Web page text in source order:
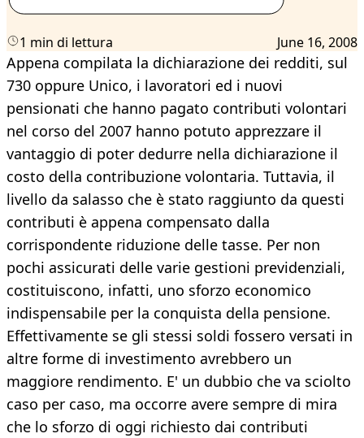
1 min di lettura June 16, 2008
Appena compilata la dichiarazione dei redditi, sul
730 oppure Unico, i lavoratori ed i nuovi
pensionati che hanno pagato contributi volontari
nel corso del 2007 hanno potuto apprezzare il
vantaggio di poter dedurre nella dichiarazione il
costo della contribuzione volontaria. Tuttavia, il
livello da salasso che è stato raggiunto da questi
contributi è appena compensato dalla
corrispondente riduzione delle tasse. Per non
pochi assicurati delle varie gestioni previdenziali,
costituiscono, infatti, uno sforzo economico
indispensabile per la conquista della pensione.
Effettivamente se gli stessi soldi fossero versati in
altre forme di investimento avrebbero un
maggiore rendimento. E' un dubbio che va sciolto
caso per caso, ma occorre avere sempre di mira
che lo sforzo di oggi richiesto dai contributi